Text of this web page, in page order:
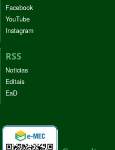
Facebook
YouTube
Instagram
RSS
Noticias
Editais
EaD